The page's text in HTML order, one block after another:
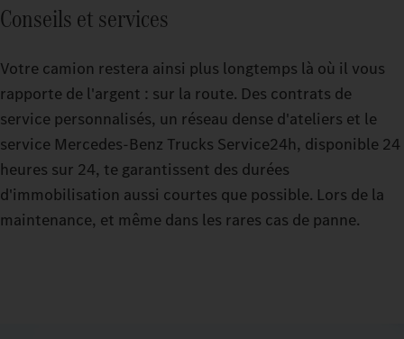
Conseils et services
Votre camion restera ainsi plus longtemps là où il vous
rapporte de l'argent : sur la route. Des contrats de
service personnalisés, un réseau dense d'ateliers et le
service Mercedes-Benz Trucks Service24h, disponible 24
heures sur 24, te garantissent des durées
d'immobilisation aussi courtes que possible. Lors de la
maintenance, et même dans les rares cas de panne.